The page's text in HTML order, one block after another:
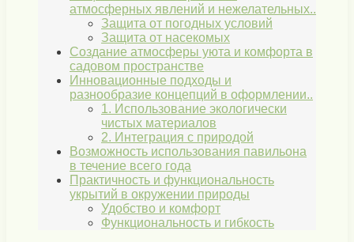
атмосферных явлений и нежелательных..
Защита от погодных условий
Защита от насекомых
Создание атмосферы уюта и комфорта в
садовом пространстве
Инновационные подходы и
разнообразие концепций в оформлении..
1. Использование экологически
чистых материалов
2. Интеграция с природой
Возможность использования павильона
в течение всего года
Практичность и функциональность
укрытий в окружении природы
Удобство и комфорт
Функциональность и гибкость